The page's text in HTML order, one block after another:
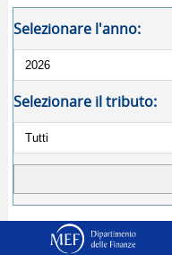
Selezionare l'anno:
Selezionare il tributo: